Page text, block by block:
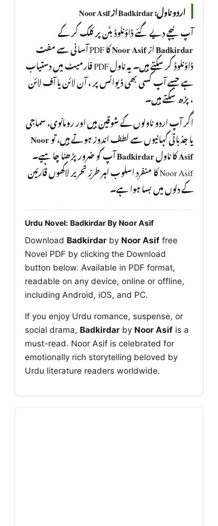
اردو ناول: Badkirdar از Noor Asif
آپ نیچے دیے گئے ڈاؤنلوڈ بٹن پر کلک کر کے
BadkirdarازNoor Asif
کا PDF آسانی سے مفت
ڈاؤنلوڈ کر سکتے ہیں۔ یہ ناول PDF فارمیٹ میں دستیاب
ہے جسے آپ کسی بھی ڈیوائس پر ، آن لائن یا آف لائن
، پڑھ سکتے ہیں۔
اگر آپ اردو ناولوں کے شوقین ہیں اور رومانوی، سماجی
یا جذباتی کہانیوں سے لطف اندوز ہوتے ہیں، توNoor
Asifکا ناولBadkirdarآپ کو ضرور پڑھنا چا ہیے۔
Noor Asif کا منفرد اسلوب اہر طرزِ تحریر لاکھوں قارئین
کے دلوں میں بسا ہوا ہے۔
Urdu Novel: Badkirdar By Noor Asif
Download Badkirdar by Noor Asif free
Novel PDF by clicking the Download
button below. Available in PDF format,
readable on any device, online or offline,
including Android, iOS, and PC.
If you enjoy Urdu romance, suspense, or
social drama, Badkirdar by Noor Asif is a
must-read. Noor Asif is celebrated for
emotionally rich storytelling beloved by
Urdu literature readers worldwide.